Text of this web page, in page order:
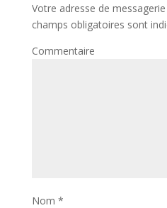
Votre adresse de
champs obligatoires sont
Commentaire
Nom *